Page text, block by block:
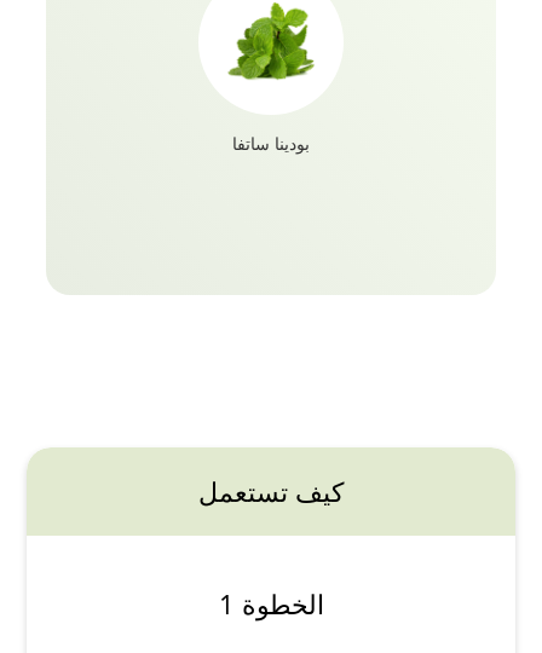
الكريهة!
بودينا ساتفا
كيف تستعمل
الخطوة 1